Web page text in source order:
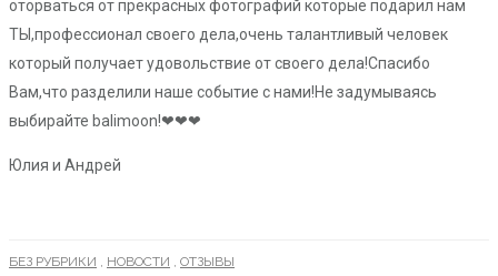
оторваться от прекрасных фотографий которые подарил нам
ТЫ,профессионал своего дела,очень талантливый человек
который получает удовольствие от своего дела!Спасибо
Вам,что разделили наше событие с нами!Не задумываясь
выбирайте balimoon!❤❤❤
Юлия и Андрей
БЕЗ РУБРИКИ , НОВОСТИ , ОТЗЫВЫ